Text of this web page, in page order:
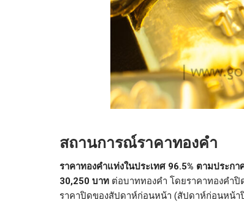
สถานการณ์ราคาทองคำ
ราคาทองคำแท่งในประเทศ 96.5% ตามประก
30,250 บาท ต่อบาททองคำ โดยราคาทองคำ
ราคาปิดของสัปดาห์ก่อนหน้า (สัปดาห์ก่อนหน้า